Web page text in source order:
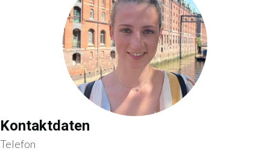
Kontaktdaten
Telefon